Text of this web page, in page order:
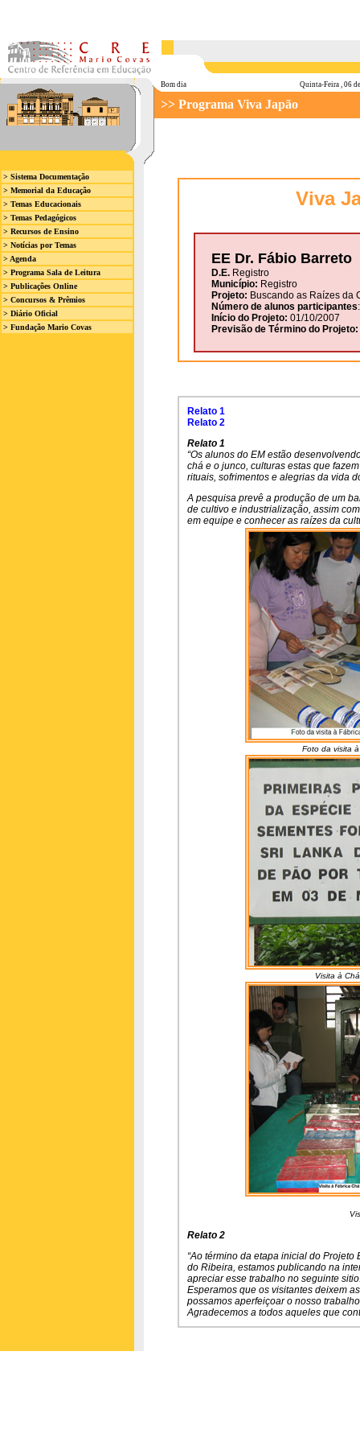
> Sistema Documentação
> Memorial da Educação
> Temas Educacionais
> Temas Pedagógicos
> Recursos de Ensino
> Notícias por Temas
> Agenda
> Programa Sala de Leitura
> Publicações Online
> Concursos & Prêmios
> Diário Oficial
> Fundação Mario Covas
Bom dia Quinta-Feira , 06
>> Programa Viva Japão
Viva
EE Dr. Fábio Barreto
D.E. Registro
Município: Registro
Projeto: Buscando as Raízes da
Número de alunos participantes
Início do Projeto: 01/10/2007
Previsão de Término do Projeto:
Relato 1
Relato 2
Relato 1
“Os alunos do EM estão
chá e o junco, culturas estas que
rituais, sofrimentos e alegrias da vida
A pesquisa prevê a produção de um
de cultivo e industrialização, assim
em equipe e conhecer as raízes da
Foto da visita
Visita à
Relato 2
“Ao término da etapa inicial do
do Ribeira, estamos publicando na
apreciar esse trabalho no seguinte
Esperamos que os visitantes deixem
possamos aperfeiçoar o nosso
Agradecemos a todos aqueles que